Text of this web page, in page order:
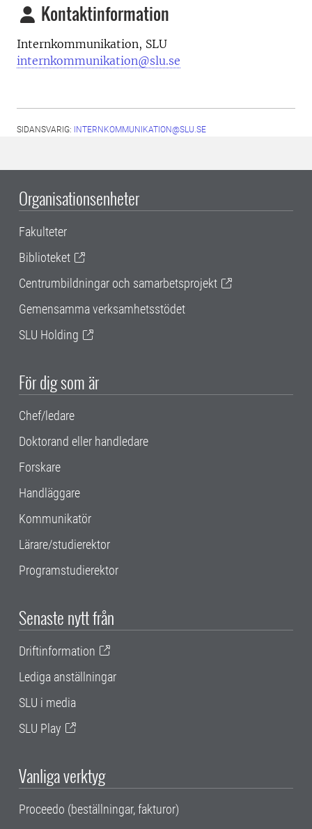
Kontaktinformation
Internkommunikation, SLU
internkommunikation@slu.se
SIDANSVARIG: INTERNKOMMUNIKATION@SLU.SE
Organisationsenheter
Fakulteter
Biblioteket
Centrumbildningar och samarbetsprojekt
Gemensamma verksamhetsstödet
SLU Holding
För dig som är
Chef/ledare
Doktorand eller handledare
Forskare
Handläggare
Kommunikatör
Lärare/studierektor
Programstudierektor
Senaste nytt från
Driftinformation
Lediga anställningar
SLU i media
SLU Play
Vanliga verktyg
Proceedo (beställningar, fakturor)